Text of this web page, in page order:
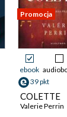
Promocja
ebook
39 pkt
COLETTE
Valerie Perrin